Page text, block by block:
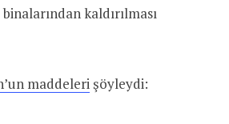
kaldırılması
maddelerişöyleydi: